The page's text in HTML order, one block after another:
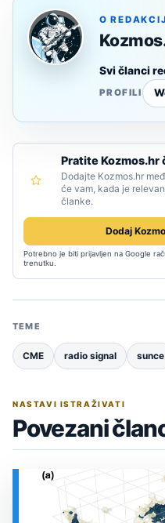
O
Svi članci
PROFILI
Pratite Kozmos.hr
Dodajte Kozmos.hr
će vam, kada je
članke.
Dodaj
Potrebno je biti prijavljen na Google
trenutku.
TEME
CME radio signal sunce
NASTAVI ISTRAŽIVATI
Povezani